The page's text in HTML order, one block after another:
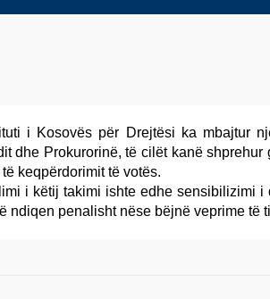
i Kosovës për Drejtësi ka mbajtur
dhe Prokurorinë, të cilët kanë
të keqpërdorimit të votës.
i këtij takimi ishte edhe sensibilizimi i
ndiqen penalisht nëse bëjnë veprime të